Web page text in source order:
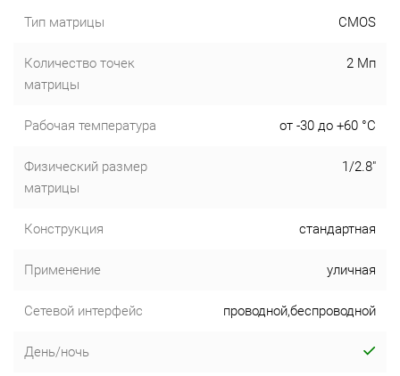
Тип матрицы CMOS
Количество точек
матрицы
2 Мп
Рабочая температура от -30 до +60 °С
Физический размер
матрицы
1/2.8"
Конструкция стандартная
Применение уличная
Сетевой интерфейс проводной,беспроводной
День/ночь